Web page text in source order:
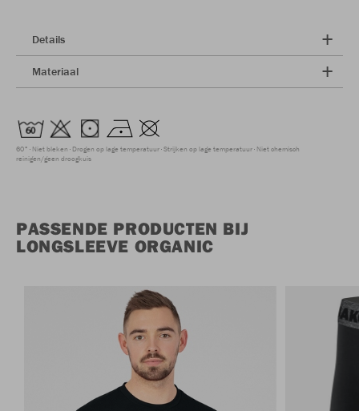
Details
Materiaal
60° Niet bleken Drogen op lage temperatuur Strijken op lage temperatuur Niet chemisch
reinigen/geen droogkuis
PASSENDE PRODUCTEN BIJ
LONGSLEEVE ORGANIC